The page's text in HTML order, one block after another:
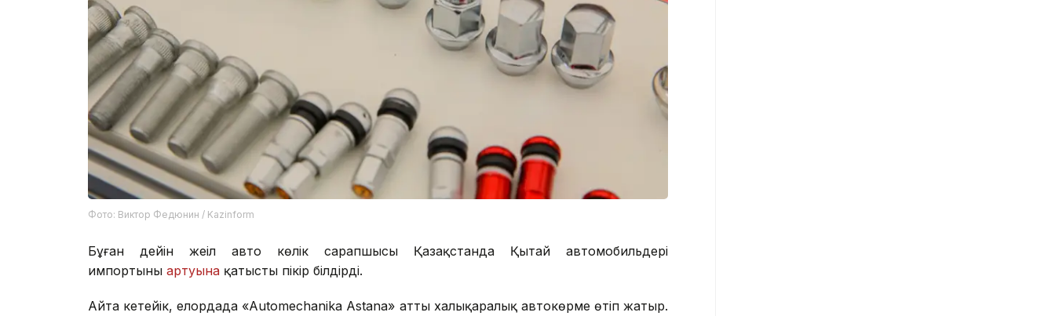
Фото: Виктор Федюнин / Kazinform
Бұған дейін жеңіл авто көлік сарапшысы Қазақстанда Қытай автомобильдері
импортының артуына қатысты пікір білдірді.
Айта кетейік, елордада «Automechanika Astana» атты халықаралық автокөрме өтіп жатыр.